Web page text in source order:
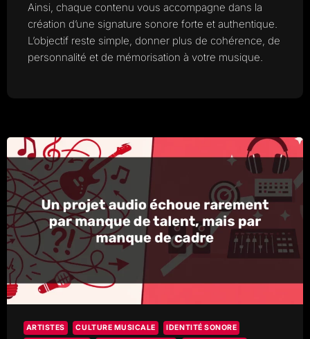
Ainsi, chaque contenu vous accompagne dans la
création d’une signature sonore forte et authentique.
L’objectif reste simple, donner plus de cohérence, de
personnalité et de mémorisation à votre musique.
ARTISTES CULTURE MUSICALE
IDENTITÉ SONORE